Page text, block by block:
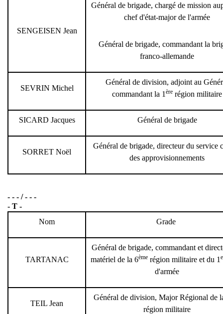
SENGEISEN Jean
Général de brigade, chargé de mission
chef d'état-major de l'armée
Général de brigade, commandant la
franco-allemande
SEVRIN Michel
Général de division, adjoint au
commandant la 1 ère région militaire
SICARD Jacques Général de brigade
SORRET Noël
Général de brigade, directeur du service
des approvisionnements
- - - / - - -
- T -
Nom
Grade
TARTANAC
Général de brigade, commandant et
matériel de la 6èmerégion militaire et du 1
d'armée
TEIL Jean
Général de division, Major Régional de
région militaire